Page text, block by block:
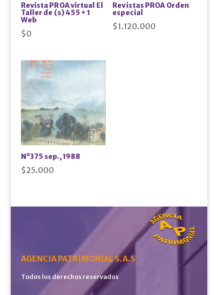
Revista PROA virtual El
Taller de (s) 455 + 1
Web
$0
Revistas PROA Orden
especial
$1.120.000
N°375 sep., 1988
$25.000
AGENCIA PATRIMONIAL S.A.S
Todos los derechos reservados